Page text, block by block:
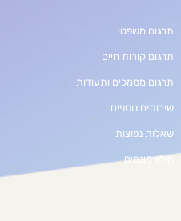
תרגום משפטי
תרגום קורות חיים
תרגום מסמכים ותעודות
שירותים נוספים
שאלות נפוצות
מילון מונחים